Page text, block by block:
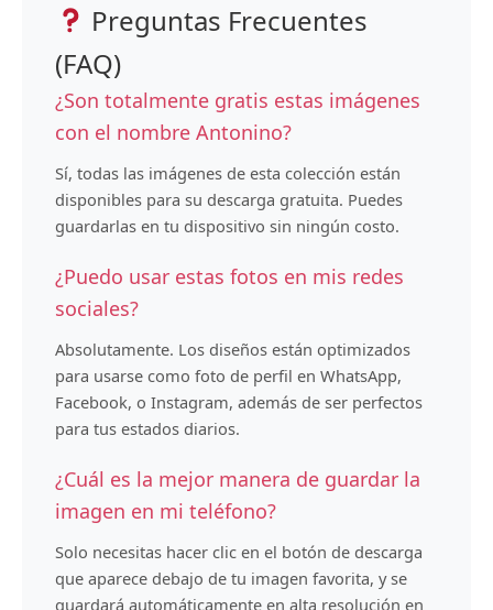
Preguntas Frecuentes
(FAQ)
¿Son totalmente gratis estas imágenes
con el nombre Antonino?
Sí, todas las imágenes de esta colección están
disponibles para su descarga gratuita. Puedes
guardarlas en tu dispositivo sin ningún costo.
¿Puedo usar estas fotos en mis redes
sociales?
Absolutamente. Los diseños están optimizados
para usarse como foto de perfil en WhatsApp,
Facebook, o Instagram, además de ser perfectos
para tus estados diarios.
¿Cuál es la mejor manera de guardar la
imagen en mi teléfono?
Solo necesitas hacer clic en el botón de descarga
que aparece debajo de tu imagen favorita, y se
guardará automáticamente en alta resolución en